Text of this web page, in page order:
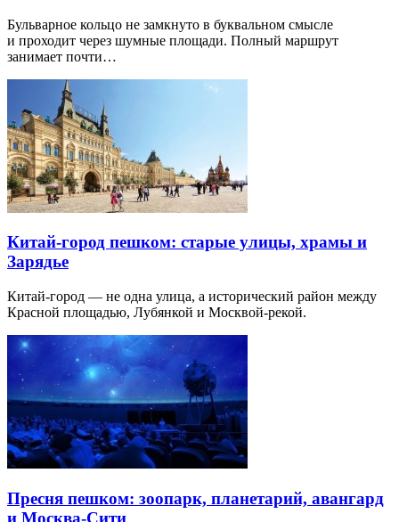
Бульварное кольцо не замкнуто в буквальном смысле
и проходит через шумные площади. Полный маршрут
занимает почти…
Китай-город пешком: старые улицы, храмы и
Зарядье
Китай-город — не одна улица, а исторический район между
Красной площадью, Лубянкой и Москвой-рекой.
Пресня пешком: зоопарк, планетарий, авангард
и Москва-Сити